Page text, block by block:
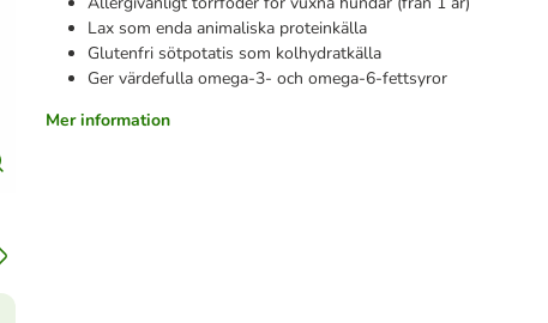
Lax som enda animaliska proteinkälla
Glutenfri sötpotatis som kolhydratkälla
Ger värdefulla omega-3- och omega-6-fettsyror
Mer information